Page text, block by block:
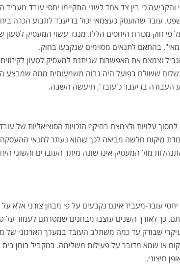
כי בין צד אחד לשני התקיימו יחסי עובד-
עובד שהועסק כעצמאי יכול בדיעבד לתבוע הכרה
פי חוק מכורח היחסים הללו. מנגד עשוי המעסיק לטעון
בהתאם לתנאים מסוימים שנקבעו בחוק.
וצמצם את האפשרות שניתנת למעסיק לטעון
ששולם בפועל היה גבוה משמעותית ממה שמבצע
העבודה בדיעבד כ'עובד', תיעשה השבה.
עלויות ולצמצם בהיקף הזכויות הסוציאליות של
מיקוח חלשה מביאה לכך שהוא נעתר לתנאי
מול המעסיק אינו שונה מיתר העובדים והשוני
עובד-מעביד אינם נקבעים על פי מבחן צורני אלא
כך לאורך השנים עוצבו מבחנים שמטרתם לעמוד על
שבודק עד כמה משתלב העובד במערך הארגוני של
או שמא מדובר על פעילות משלימה. במקביל בוחן
חיצוני.